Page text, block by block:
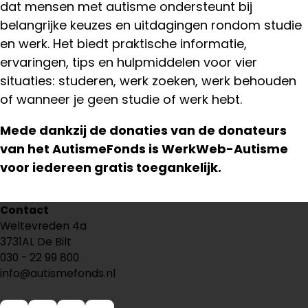
dat mensen met autisme ondersteunt bij
belangrijke keuzes en uitdagingen rondom studie
en werk. Het biedt praktische informatie,
ervaringen, tips en hulpmiddelen voor vier
situaties: studeren, werk zoeken, werk behouden
of wanneer je geen studie of werk hebt.
Mede dankzij de donaties van de donateurs
van het AutismeFonds is WerkWeb-Autisme
voor iedereen gratis toegankelijk.
Deel
dit
bericht
Contact
Weltevreden 4a
3731AL De Bilt
030 - 22 99 800
info@autismefonds.nl